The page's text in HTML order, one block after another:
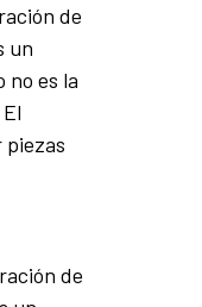
de
un
no es la
de